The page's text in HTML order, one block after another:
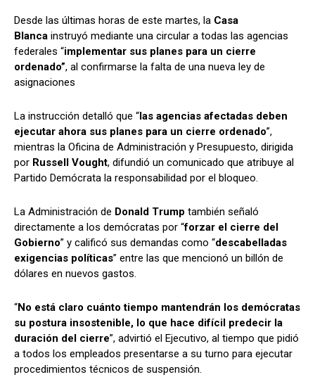
Comparta
Facebook X
Síganos
Comparta
Facebook X
Síganos
Desde las últimas horas de este martes, la Casa
Blanca instruyó mediante una circular a todas las agencias
federales “implementar sus planes para un cierre
ordenado”, al confirmarse la falta de una nueva ley de
asignaciones
La instrucción detalló que “las agencias afectadas deben
ejecutar ahora sus planes para un cierre ordenado”,
mientras la Oficina de Administración y Presupuesto, dirigida
por Russell Vought, difundió un comunicado que atribuye al
Partido Demócrata la responsabilidad por el bloqueo.
La Administración de Donald Trump también señaló
directamente a los demócratas por “forzar el cierre del
Gobierno” y calificó sus demandas como “descabelladas
exigencias políticas” entre las que mencionó un billón de
dólares en nuevos gastos.
“No está claro cuánto tiempo mantendrán los demócratas
su postura insostenible, lo que hace difícil predecir la
duración del cierre”, advirtió el Ejecutivo, al tiempo que pidió
a todos los empleados presentarse a su turno para ejecutar
procedimientos técnicos de suspensión.